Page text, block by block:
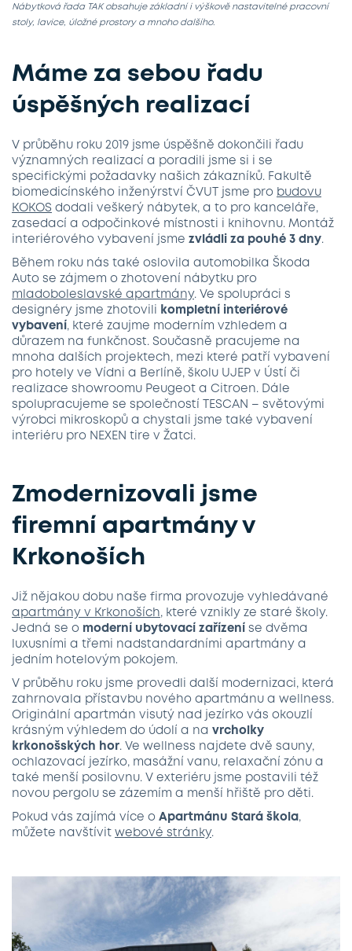
Nábytková řada TAK obsahuje základní i výškově nastavitelné pracovní
stoly, lavice, úložné prostory a mnoho dalšího.
Máme za sebou řadu
úspěšných realizací
V průběhu roku 2019 jsme úspěšně dokončili řadu
významných realizací a poradili jsme si i se
specifickými požadavky našich zákazníků. Fakultě
biomedicínského inženýrství ČVUT jsme pro budovu
KOKOS dodali veškerý nábytek, a to pro kanceláře,
zasedací a odpočinkové místnosti i knihovnu. Montáž
interiérového vybavení jsme zvládli za pouhé 3 dny.
Během roku nás také oslovila automobilka Škoda
Auto se zájmem o zhotovení nábytku pro
mladoboleslavské apartmány. Ve spolupráci s
designéry jsme zhotovili
kompletní interiérové
vybavení , které zaujme moderním vzhledem a
důrazem na funkčnost. Současně pracujeme na
mnoha dalších projektech, mezi které patří vybavení
pro hotely ve Vídni a Berlíně, školu UJEP v Ústí či
realizace showroomu Peugeot a Citroen. Dále
spolupracujeme se společností TESCAN – světovými
výrobci mikroskopů a chystali jsme také vybavení
interiéru pro NEXEN tire v Žatci.
Zmodernizovali jsme
firemní apartmány v
Krkonoších
Již nějakou dobu naše firma provozuje vyhledávané
apartmány v Krkonoších, které vznikly ze staré školy.
Jedná se o moderní ubytovací zařízení
se dvěma
luxusními a třemi nadstandardními apartmány a
jedním hotelovým pokojem.
V průběhu roku jsme provedli další modernizaci, která
zahrnovala přístavbu nového apartmánu a wellness.
Originální apartmán visutý nad jezírko vás okouzlí
krásným výhledem do údolí a na vrcholky
krkonošských hor. Ve wellness najdete dvě sauny,
ochlazovací jezírko, masážní vanu, relaxační zónu a
také menší posilovnu. V exteriéru jsme postavili též
novou pergolu se zázemím a menší hřiště pro děti.
Pokud vás zajímá více o Apartmánu Stará škola ,
můžete navštívit webové stránky.